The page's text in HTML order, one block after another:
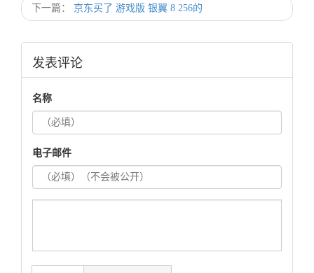
下一篇： 京东买了 游戏版 银翼 8 256的
发表评论
名称
电子邮件